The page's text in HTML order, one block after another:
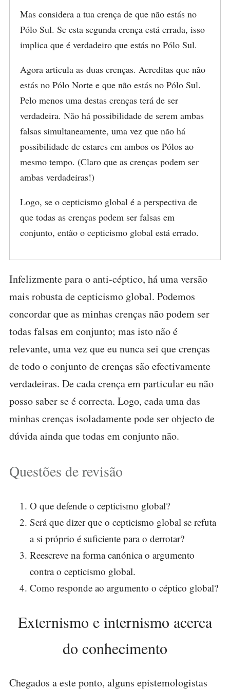
Mas considera a tua crença de que não estás no
Pólo Sul. Se esta segunda crença está errada, isso
implica que é verdadeiro que estás no Pólo Sul.
Agora articula as duas crenças. Acreditas que não
estás no Pólo Norte e que não estás no Pólo Sul.
Pelo menos uma destas crenças terá de ser
verdadeira. Não há possibilidade de serem ambas
falsas simultaneamente, uma vez que não há
possibilidade de estares em ambos os Pólos ao
mesmo tempo. (Claro que as crenças podem ser
ambas verdadeiras!)
Logo, se o cepticismo global é a perspectiva de
que todas as crenças podem ser falsas em
conjunto, então o cepticismo global está errado.
Infelizmente para o anti-céptico, há uma versão
mais robusta de cepticismo global. Podemos
concordar que as minhas crenças não podem ser
todas falsas em conjunto; mas isto não é
relevante, uma vez que eu nunca sei que crenças
de todo o conjunto de crenças são efectivamente
verdadeiras. De cada crença em particular eu não
posso saber se é correcta. Logo, cada uma das
minhas crenças isoladamente pode ser objecto de
dúvida ainda que todas em conjunto não.
Questões de revisão
O que defende o cepticismo global?
Será que dizer que o cepticismo global se refuta
a si próprio é suficiente para o derrotar?
Reescreve na forma canónica o argumento
contra o cepticismo global.
Como responde ao argumento o céptico global?
Externismo e internismo acerca
do conhecimento
Chegados a este ponto, alguns epistemologistas